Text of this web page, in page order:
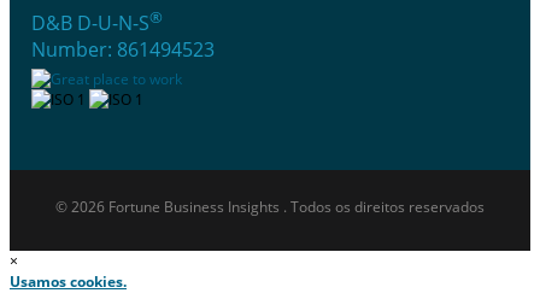
D&B D-U-N-S®
Number: 861494523
© 2026 Fortune Business Insights . Todos os direitos reservados
×
Usamos cookies.